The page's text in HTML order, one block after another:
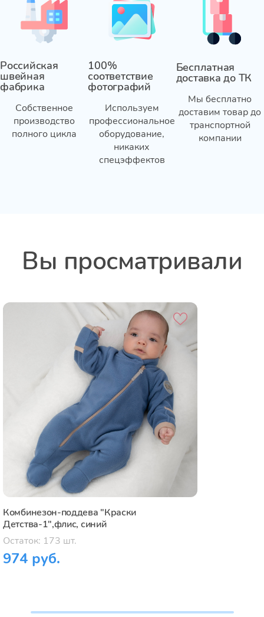
Российская
швейная
фабрика
Собственное
производство
полного цикла
100%
соответствие
фотографий
Используем
профессиональное
оборудование,
никаких
спецэффектов
Бесплатная
доставка до ТК
Мы бесплатно
доставим товар до
транспортной
компании
Вы просматривали
Комбинезон-поддева "Краски
Детства-1",флис, синий
Остаток: 173 шт.
974 руб.